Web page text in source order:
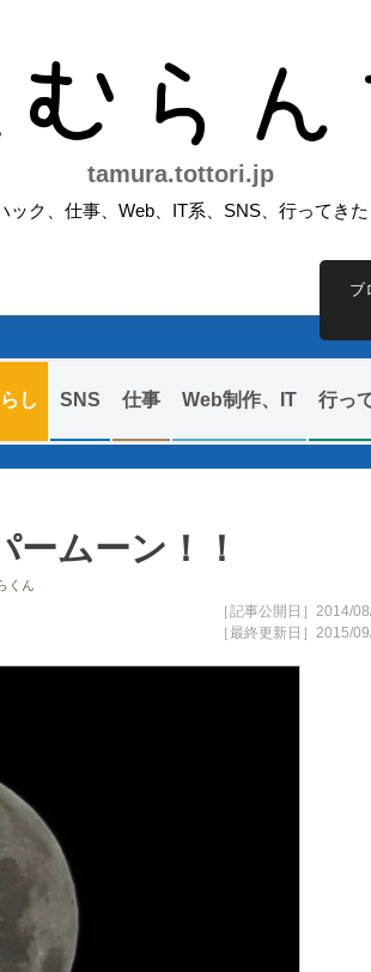
むらん
tamura.tottori.jp
ック、仕事、Web、IT系、SNS、行ってき
ブ
し SNS 仕事 Web制作、IT 行っ
ームーン！！
くん
［記事公開日］2014/
［最終更新日］2015/